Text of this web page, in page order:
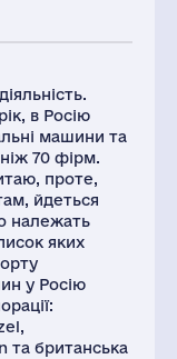
в Росію
машини та
70 фірм.
проте,
йдеться
належать
яких
у Росію
та британська